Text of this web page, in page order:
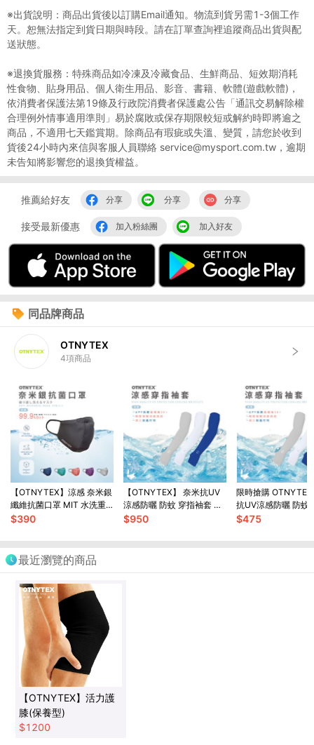
※出貨說明：商品出貨後以訂購Email通知。物流到貨另需1-3個工作
天。恕無法指定到貨日期與時段。請在訂單查詢裡追蹤商品出貨與配
送狀態。
※退換貨服務：特殊商品如冷凍及冷藏食品、生鮮商品、短效期消耗
性食物、貼身用品、個人衛生用品、影音、書籍、軟體(遊戲軟體)，
依消費者保護法第19條及行政院消費者保護處公告「通訊交易解除權
合理例外情事適用準則」易於腐敗或保存期限較短或解約時即將逾之
商品，不適用七天鑑賞期。除商品有瑕疵或失溫、變質，請您於收到
貨後24小時內來信與客服人員聯絡 service@mysport.com.tw，逾期
未告知將影響您的退換貨權益。
推薦給好友 分享 分享 分享
接受最新優惠 加入粉絲團 加入好友
同品牌商品
OTNYTEX
4項商品
【OTNYTEX】涼感 奈米銀
纖維抗菌口罩 MIT 水洗重
複使用 防飛沫/花粉/灰塵 防
$390
【OTNYTEX】 奈米抗UV
涼感防曬 防蚊 穿指袖套 抗
紫外線 吸濕排汗
$950
限時搶購
抗UV涼感防曬 防蚊
套 抗紫外線 吸濕排
$475
最近瀏覽的商品
【OTNYTEX】活力護
膝(保養型)
$1200